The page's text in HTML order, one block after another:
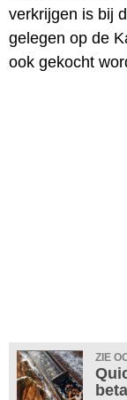
verkrijgen is bij
gelegen op de
ook gekocht
ZIE